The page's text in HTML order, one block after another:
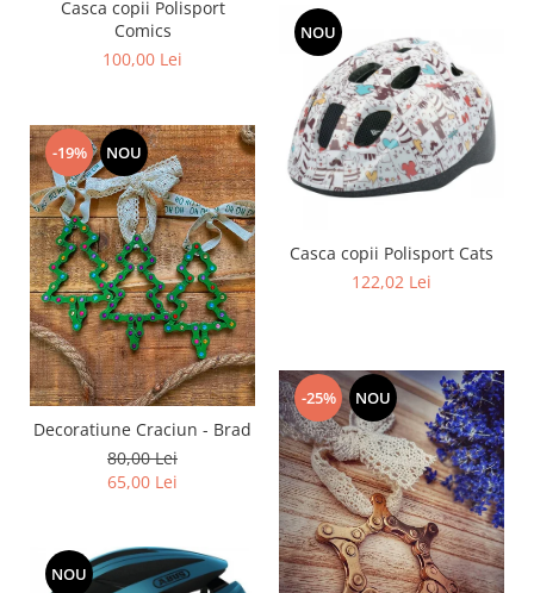
Casca copii Polisport
Comics
100,00 Lei
NOU
Casca copii Polisport Cats
122,02 Lei
-19% NOU
Decoratiune Craciun - Brad
80,00 Lei
65,00 Lei
-25% NOU
NOU